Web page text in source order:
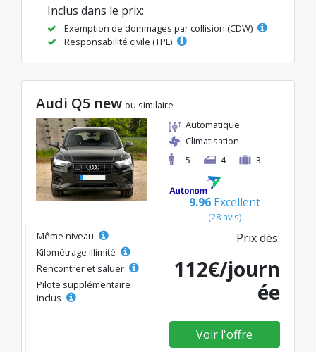
Inclus dans le prix:
Exemption de dommages par collision (CDW)
Responsabilité civile (TPL)
Audi Q5 new ou similaire
Automatique
Climatisation
5
4 3
9.96 Excellent
(28 avis)
Même niveau
Kilométrage illimité
Rencontrer et saluer
Pilote supplémentaire
inclus
Prix dès:
112€/journ
ée
Voir l'offre